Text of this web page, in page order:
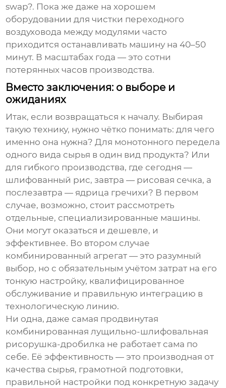
swap?. Пока же даже на хорошем
оборудовании для чистки переходного
воздуховода между модулями часто
приходится останавливать машину на 40–50
минут. В масштабах года — это сотни
потерянных часов производства.
Вместо заключения: о выборе и
ожиданиях
Итак, если возвращаться к началу. Выбирая
такую технику, нужно чётко понимать: для чего
именно она нужна? Для монотонного передела
одного вида сырья в один вид продукта? Или
для гибкого производства, где сегодня —
шлифованный рис, завтра — рисовая сечка, а
послезавтра — ядрица гречихи? В первом
случае, возможно, стоит рассмотреть
отдельные, специализированные машины.
Они могут оказаться и дешевле, и
эффективнее. Во втором случае
комбинированный агрегат — это разумный
выбор, но с обязательным учётом затрат на его
тонкую настройку, квалифицированное
обслуживание и правильную интеграцию в
технологическую линию.
Ни одна, даже самая продвинутая
комбинированная лущильно-шлифовальная
рисорушка-дробилка не работает сама по
себе. Её эффективность — это производная от
качества сырья, грамотной подготовки,
правильной настройки под конкретную задачу